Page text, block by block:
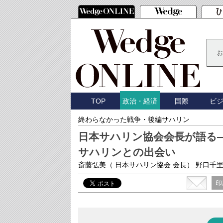
TOP 政治・経済 国際 ビ
終わらなかった戦争・後編サハリン
日本サハリン協会会長が語
サハリンとの出会い
斎藤弘美 （ 日本サハリン協会 会長） 野口千里